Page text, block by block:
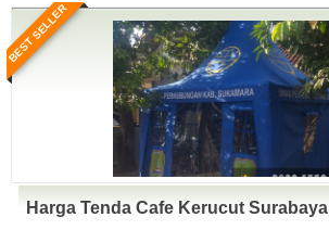
BEST SELLER
Harga Tenda Cafe Kerucut Surabaya